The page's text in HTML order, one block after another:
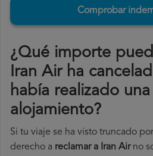
Comprobar
¿Qué importe
Iran Air ha
había realizado
alojamiento?
Si tu viaje se ha visto truncado
derecho a reclamar a Iran Airno